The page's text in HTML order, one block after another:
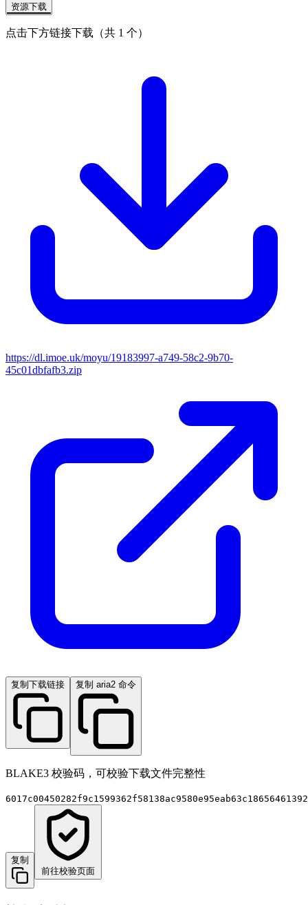
资源下载
点击下方链接下载（共 1 个）
https://dl.imoe.uk/moyu/19183997-a749-58c2-9b70-
45c01dbfafb3.zip
复制下载链接 复制 aria2 命令
BLAKE3 校验码，可校验下载文件完整性
复制
前往校验页面